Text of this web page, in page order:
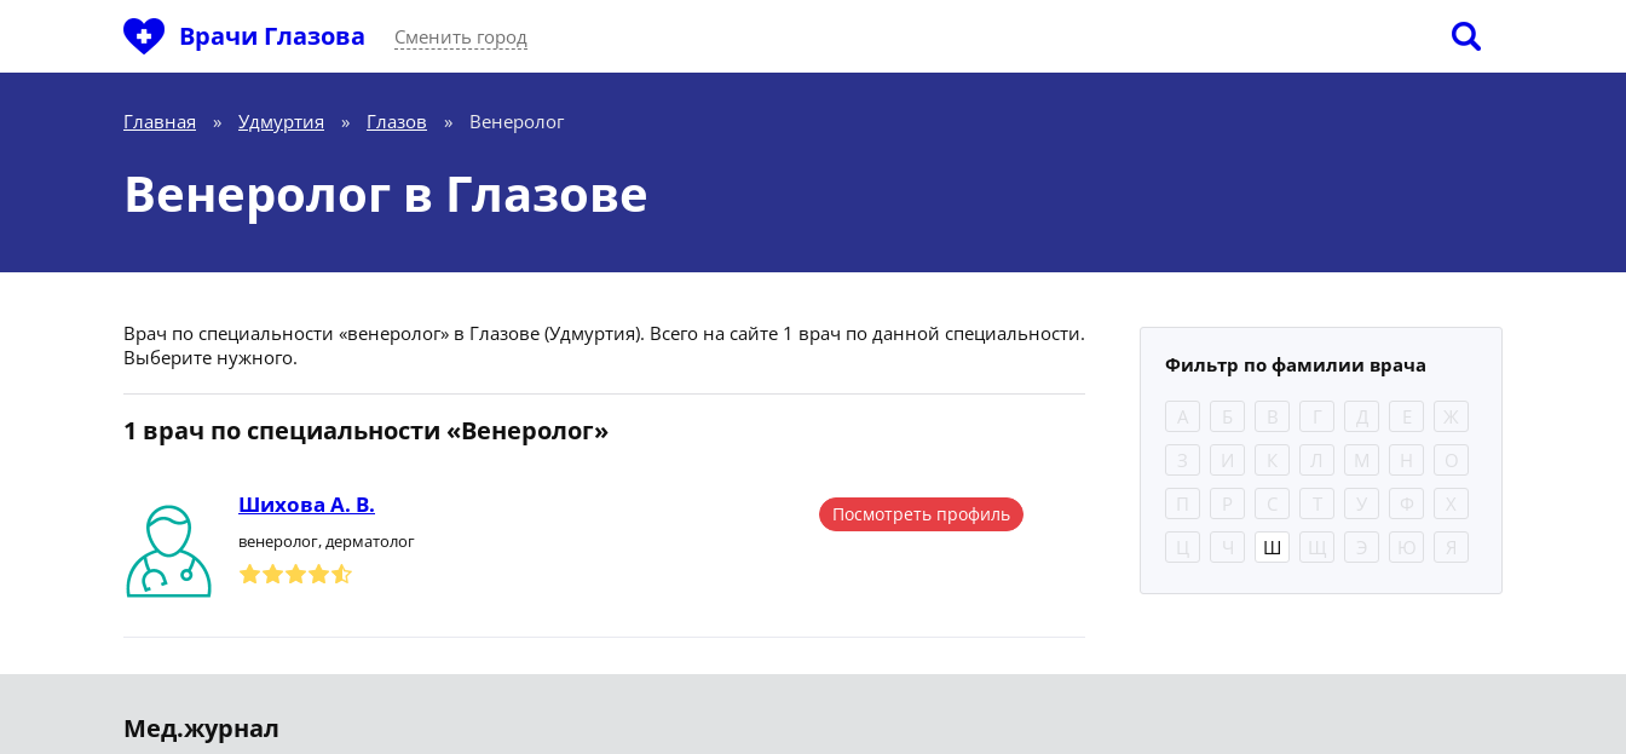
Врачи Глазова Сменить город
Главная » Удмуртия » Глазов » Венеролог
Венеролог в Глазове
Врач по специальности «венеролог» в Глазове (Удмуртия). Всего на сайте 1 врач по данной специальности.
Выберите нужного.
1 врач по специальности «Венеролог»
Шихова А. В.
венеролог, дерматолог
Посмотреть профиль
Фильтр по фамилии врача
А Б В Г Д Е
Ж
З
И К Л М Н
О
П
Р С Т У Ф
Х
Ц
Ч Ш Щ Э Ю Я
Мед.журнал